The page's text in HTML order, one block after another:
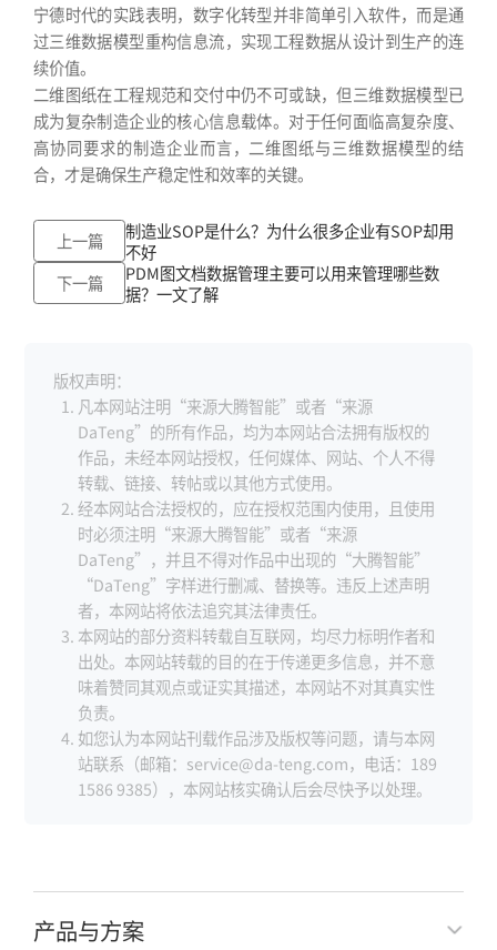
宁德时代的实践表明，数字化转型并非简单引入软件，而是通
过三维数据模型重构信息流，实现工程数据从设计到生产的连
续价值。
二维图纸在工程规范和交付中仍不可或缺，但三维数据模型已
成为复杂制造企业的核心信息载体。对于任何面临高复杂度、
高协同要求的制造企业而言，二维图纸与三维数据模型的结
合，才是确保生产稳定性和效率的关键。
上一篇
制造业SOP是什么？为什么很多企业有SOP却用
不好
下一篇
PDM图文档数据管理主要可以用来管理哪些数
据？一文了解
版权声明：
凡本网站注明“来源大腾智能”或者“来源
DaTeng”的所有作品，均为本网站合法拥有版权的
作品，未经本网站授权，任何媒体、网站、个人不得
转载、链接、转帖或以其他方式使用。
经本网站合法授权的，应在授权范围内使用，且使用
时必须注明“来源大腾智能”或者“来源
DaTeng”，并且不得对作品中出现的“大腾智能”
“DaTeng”字样进行删减、替换等。违反上述声明
者，本网站将依法追究其法律责任。
本网站的部分资料转载自互联网，均尽力标明作者和
出处。本网站转载的目的在于传递更多信息，并不意
味着赞同其观点或证实其描述，本网站不对其真实性
负责。
如您认为本网站刊载作品涉及版权等问题，请与本网
站联系（邮箱：service@da-teng.com，电话：189
1586 9385），本网站核实确认后会尽快予以处理。
产品与方案